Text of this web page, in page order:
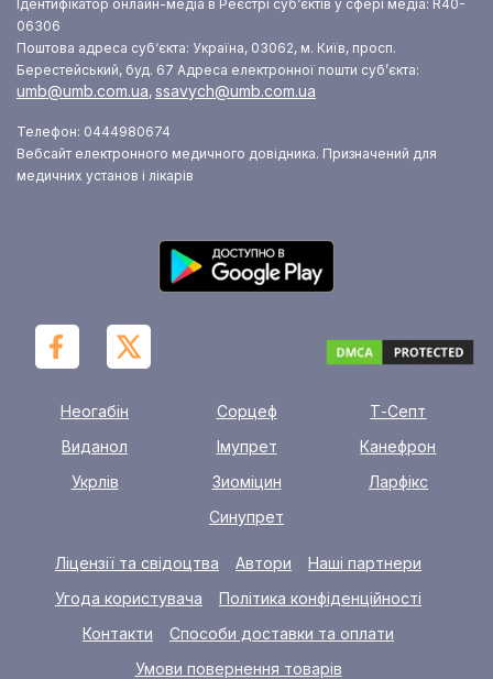
Ідентифікатор онлайн-медіа в Реєстрі суб‘єктів у сфері медіа: R40-
06306
Поштова адреса суб‘єкта: Україна, 03062, м. Київ, просп.
Берестейський, буд. 67 Адреса електронної пошти суб’єкта:
umb@umb.com.ua, ssavych@umb.com.ua
Телефон: 0444980674
Вебсайт електронного медичного довідника. Призначений для
медичних установ і лікарів
Неогабін Сорцеф
Т-Септ
Виданол
Імупрет
Канефрон
Укрлів
Зиоміцин
Ларфікс
Синупрет
Ліцензії та свідоцтва Автори
Наші партнери
Угода користувача
Політика конфіденційності
Контакти
Способи доставки та оплати
Умови повернення товарів